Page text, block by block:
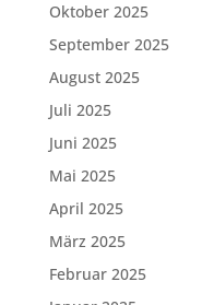
Oktober 2025
September 2025
August 2025
Juli 2025
Juni 2025
Mai 2025
April 2025
März 2025
Februar 2025